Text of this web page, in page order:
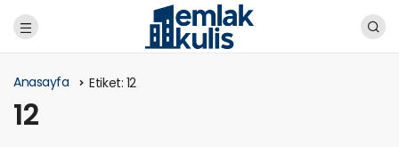
Anasayfa Etiket: 12
12